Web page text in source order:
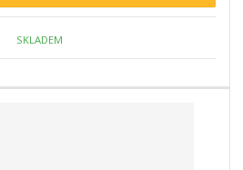
SKLADEM